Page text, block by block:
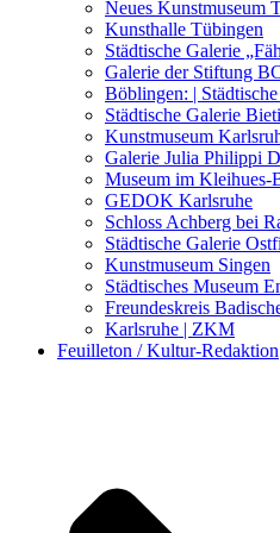
Kunstwettbewerbe,
Neues Kunstmuseum
Kunsthalle Tübingen
Städtische Galerie
Galerie der Stiftung
Böblingen: |
Städtische Galerie
Kunstmuseum
Galerie Julia Philippi
Museum im Kleihues-
GEDOK Karlsruhe
Schloss Achberg bei
Städtische Galerie
Kunstmuseum Singen
Städtisches Museum
Freundeskreis
Karlsruhe | ZKM
Feuilleton / Kultur-Redaktion